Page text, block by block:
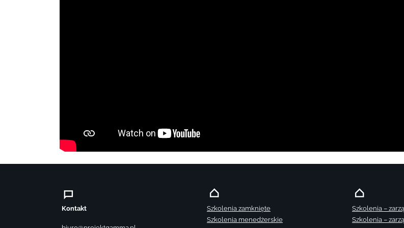
Kontakt
Szkolenia zamknięte
Szkolenia menedżerskie
Szkolenia –
Szkolenia –